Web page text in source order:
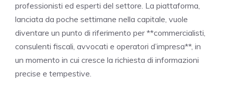
professionisti ed esperti del settore. La piattaforma,
lanciata da poche settimane nella capitale, vuole
diventare un punto di riferimento per **commercialisti,
consulenti fiscali, avvocati e operatori d’impresa**, in
un momento in cui cresce la richiesta di informazioni
precise e tempestive.